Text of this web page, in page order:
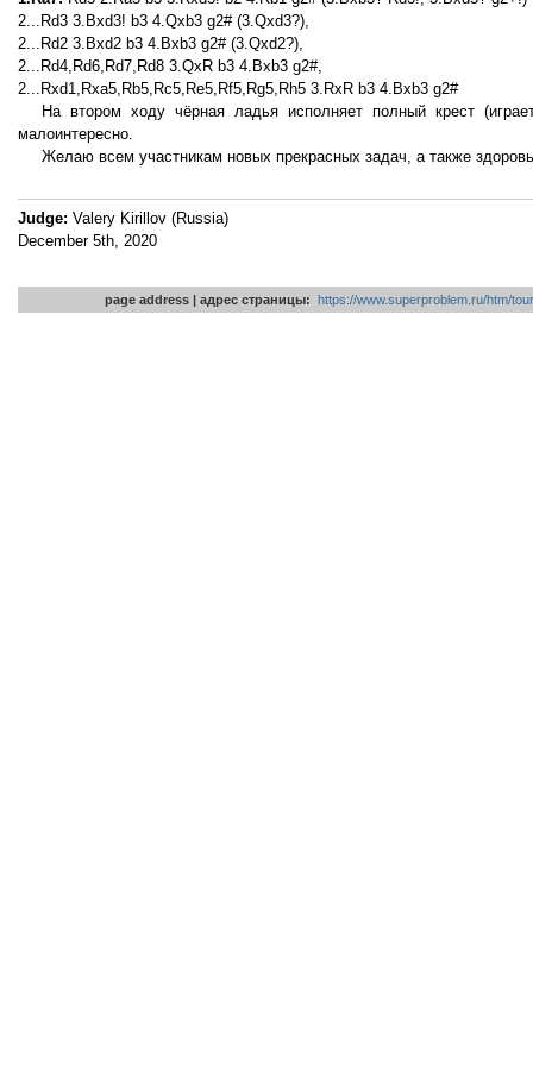
2...Rd3 3.Bxd3! b3 4.Qxb3 g2# (3.Qxd3?),
2...Rd2 3.Bxd2 b3 4.Bxb3 g2# (3.Qxd2?),
2...Rd4,Rd6,Rd7,Rd8 3.QxR b3 4.Bxb3 g2#,
2...Rxd1,Rxa5,Rb5,Rc5,Re5,Rf5,Rg5,Rh5 3.RxR b3 4.Bxb3 g2#
На втором ходу чёрная ладья исполняет полный крест
малоинтересно.
Желаю всем участникам новых прекрасных задач, а также
Judge: Valery Kirillov (Russia)
December 5th, 2020
page address | адрес страницы: https://www.superproblem.ru/htm/